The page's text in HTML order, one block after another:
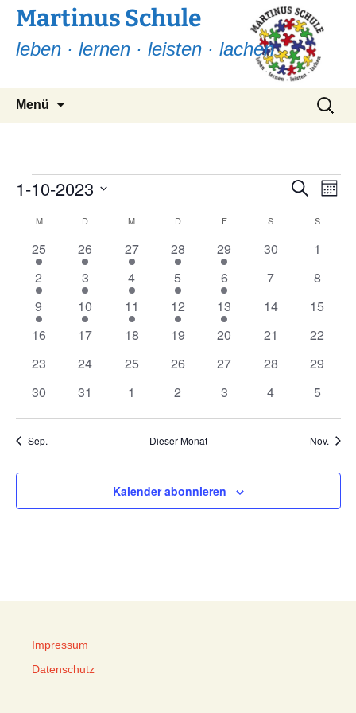
Martinus Schule
leben · lernen · leisten · lachen
Menü
Suchen
nach:
Veranstaltungen
Suche
Suche
Monat
1-10-2023
wählen.
Kalender
von
Veranstaltungen
MMONTAG D DIENSTAGM MITTWOCH
DDONNERSTAG
FFREITAG S SAMSTAGS
1
Veranstaltung
25
1
Veranstaltung
26
1
Veranstaltung
27
1
Veranstaltung
28
1
Veranstaltung
29
0
30
0
1
1
Veranstaltung
2
1
Veranstaltung
3
1
Veranstaltung
4
1
Veranstaltung
5
1
Veranstaltung
6
0
7
0
8
1
Veranstaltung
9
1
Veranstaltung
10
1
Veranstaltung
11
1
Veranstaltung
12
1
Veranstaltung
13
0
14
0
15
0
16
0
17
0
18
0
19
0
20
0
21
0
22
0
23
0
24
0
25
0
26
0
27
0
28
0
29
0
30
0
31
0
1
0
2
0
3
0
4
0
5
Sep. Dieser Monat Nov.
Kalender abonnieren
Impressum
Datenschutz